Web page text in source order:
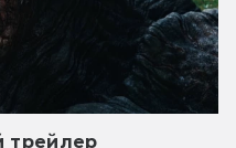
трейлер